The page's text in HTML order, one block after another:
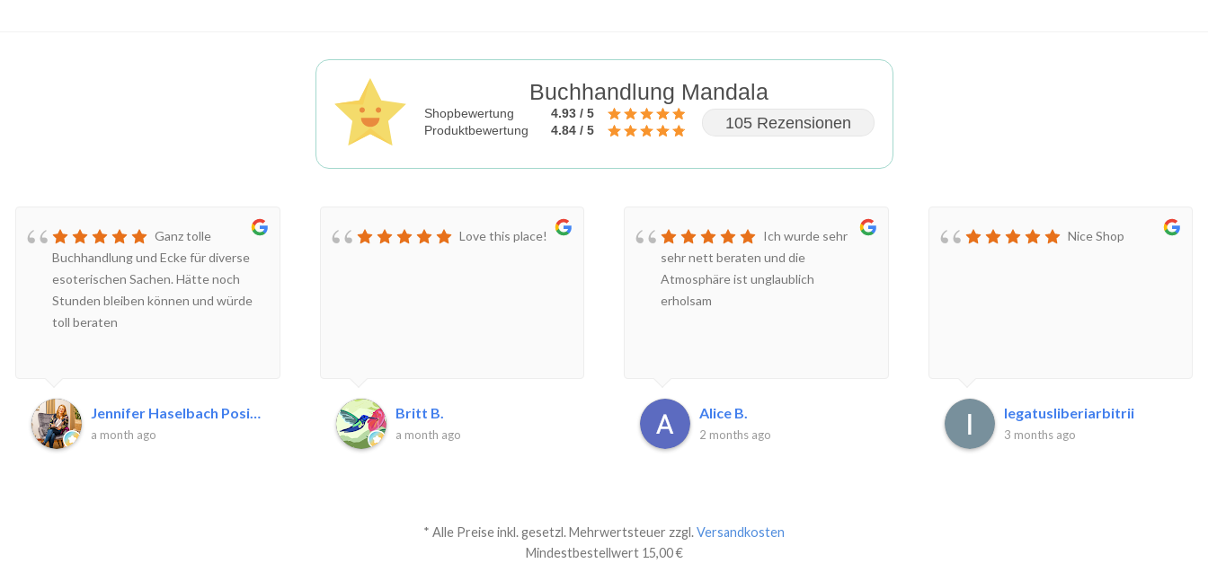
Buchhandlung Mandala
Shopbewertung
4.93 / 5
Produktbewertung
4.84 / 5 105 Rezensionen
Ganz tolle
Buchhandlung und Ecke für diverse
esoterischen Sachen. Hätte noch
Stunden bleiben können und würde
toll beraten
a month ago
Love this place!
Britt B.
a month ago
Ich wurde sehr
sehr nett beraten und die
Atmosphäre ist unglaublich
erholsam
Alice B.
2 months ago
Nice Shop
legatusliberiarbitrii
3 months ago
* Alle Preise inkl. gesetzl. Mehrwertsteuer zzgl.Versandkosten
Mindestbestellwert 15,00 €